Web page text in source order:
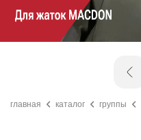
главная каталог группы